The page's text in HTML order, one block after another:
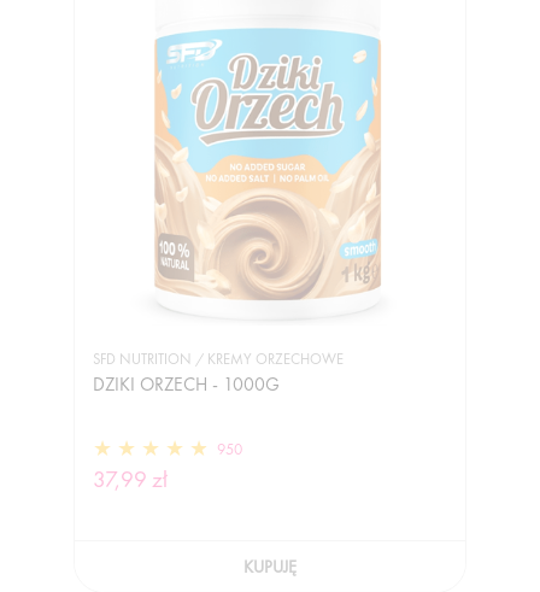
SFD NUTRITION / KREMY ORZECHOWE
DZIKI ORZECH - 1000G
950
37,99 zł
KUPUJĘ